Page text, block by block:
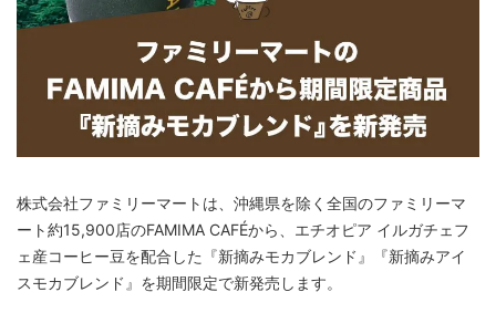
株式会社ファミリーマートは、沖縄県を除く全国のファミリーマ
ート約15,900店のFAMIMA CAFÉから、エチオピア イルガチェフ
ェ産コーヒー豆を配合した『新摘みモカブレンド』『新摘みアイ
スモカブレンド』を期間限定で新発売します。